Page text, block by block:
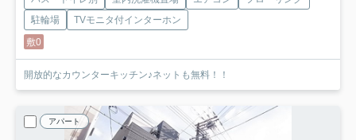
駐輪場
TVモニタ付インターホン
敷0
開放的なカウンターキッチン♪ネットも無料！！
アパート